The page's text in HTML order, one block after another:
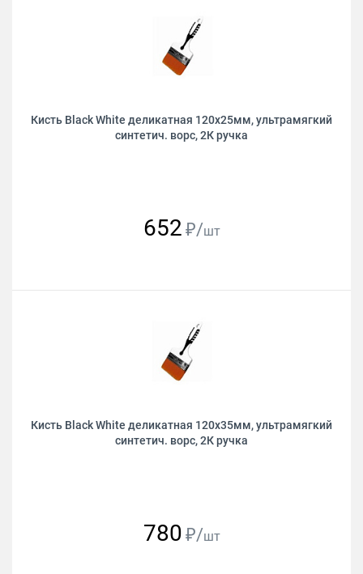
Кисть Black White деликатная 120х25мм, ультрамягкий
синтетич. ворс, 2К ручка
652 ₽/шт
Кисть Black White деликатная 120х35мм, ультрамягкий
синтетич. ворс, 2К ручка
780 ₽/шт